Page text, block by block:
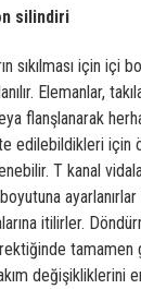
silindiri
sıkılması için içi
Elemanlar,
flanşlanarak
edilebildikleri için
T kanal
itilirler.
tamamen
değişikliklerini